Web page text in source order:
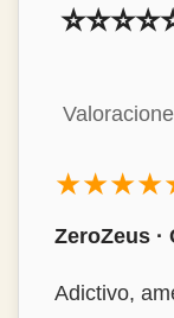
ZeroZeus
Adictivo,